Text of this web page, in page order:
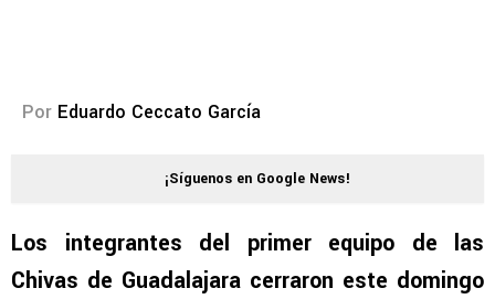
Por Eduardo Ceccato García
¡Síguenos en Google News!
Los integrantes del primer equipo de las
Chivas de Guadalajara cerraron este domingo